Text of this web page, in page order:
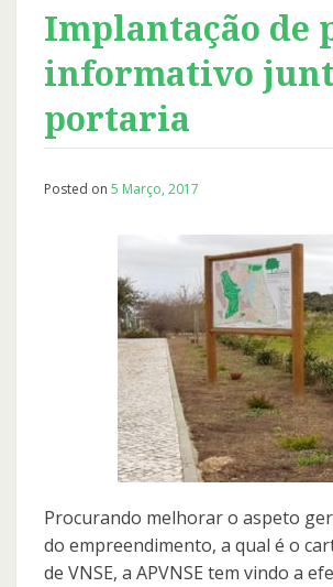
Implantação de
informativo
portaria
Posted on 5 Março, 2017
Procurando melhorar o aspeto
do empreendimento, a qual é o
de VNSE, a APVNSE tem vindo a